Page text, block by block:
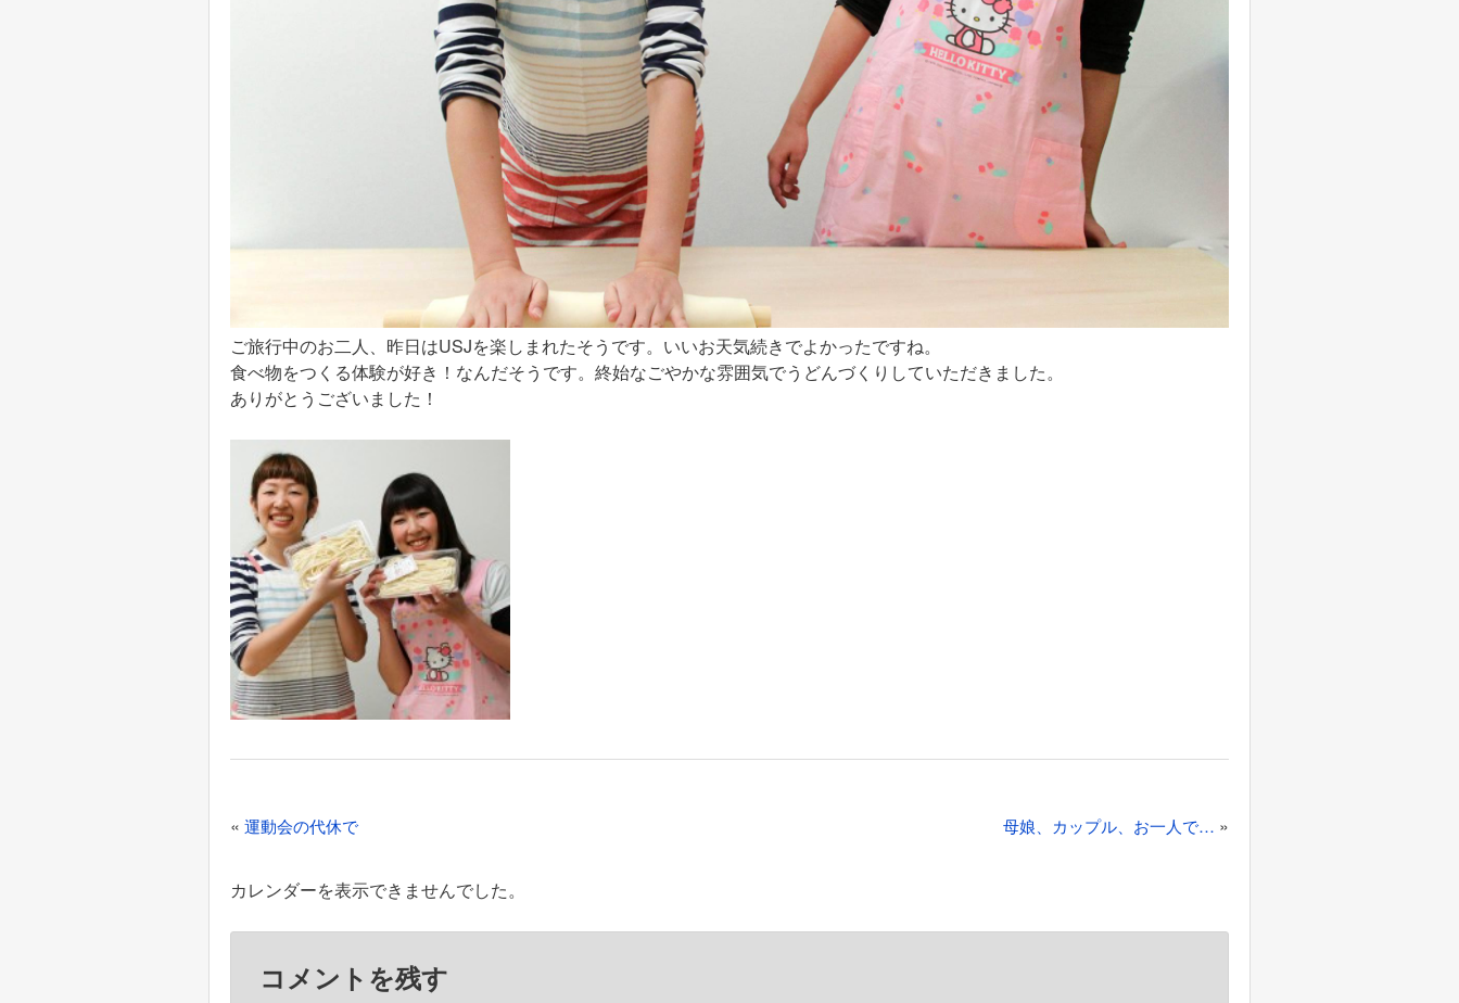
ご旅行中のお二人、昨日はUSJを楽しまれたそうです。いいお天気続きでよかったですね。
食べ物をつくる体験が好き！なんだそうです。終始なごやかな雰囲気でうどんづくりしていただきました。
ありがとうございました！
投
ナ
母娘、カップル、お一人で… »
«運動会の代休で
カレンダーを表示できませんでした。
コメントを残す